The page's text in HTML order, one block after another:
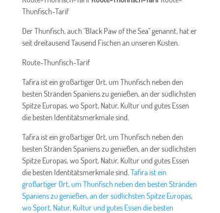
Thunfisch-Tarif
Der Thunfisch, auch "Black Paw of the Sea" genannt, hat er
seit dreitausend Tausend Fischen an unseren Küsten.
Route-Thunfisch-Tarif
Tafira ist ein großartiger Ort, um Thunfisch neben den
besten Stränden Spaniens zu genießen, an der südlichsten
Spitze Europas, wo Sport, Natur, Kultur und gutes Essen
die besten Identitätsmerkmale sind.
Tafira ist ein großartiger Ort, um Thunfisch neben den
besten Stränden Spaniens zu genießen, an der südlichsten
Spitze Europas, wo Sport, Natur, Kultur und gutes Essen
die besten Identitätsmerkmale sind. Tafira ist ein
großartiger Ort, um Thunfisch neben den besten Stränden
Spaniens zu genießen, an der südlichsten Spitze Europas,
wo Sport, Natur, Kultur und gutes Essen die besten